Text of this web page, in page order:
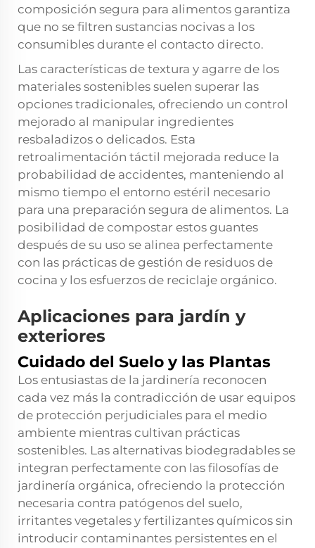
composición segura para alimentos garantiza
que no se filtren sustancias nocivas a los
consumibles durante el contacto directo.
Las características de textura y agarre de los
materiales sostenibles suelen superar las
opciones tradicionales, ofreciendo un control
mejorado al manipular ingredientes
resbaladizos o delicados. Esta
retroalimentación táctil mejorada reduce la
probabilidad de accidentes, manteniendo al
mismo tiempo el entorno estéril necesario
para una preparación segura de alimentos. La
posibilidad de compostar estos guantes
después de su uso se alinea perfectamente
con las prácticas de gestión de residuos de
cocina y los esfuerzos de reciclaje orgánico.
Aplicaciones para jardín y
exteriores
Cuidado del Suelo y las Plantas
Los entusiastas de la jardinería reconocen
cada vez más la contradicción de usar equipos
de protección perjudiciales para el medio
ambiente mientras cultivan prácticas
sostenibles. Las alternativas biodegradables se
integran perfectamente con las filosofías de
jardinería orgánica, ofreciendo la protección
necesaria contra patógenos del suelo,
irritantes vegetales y fertilizantes químicos sin
introducir contaminantes persistentes en el